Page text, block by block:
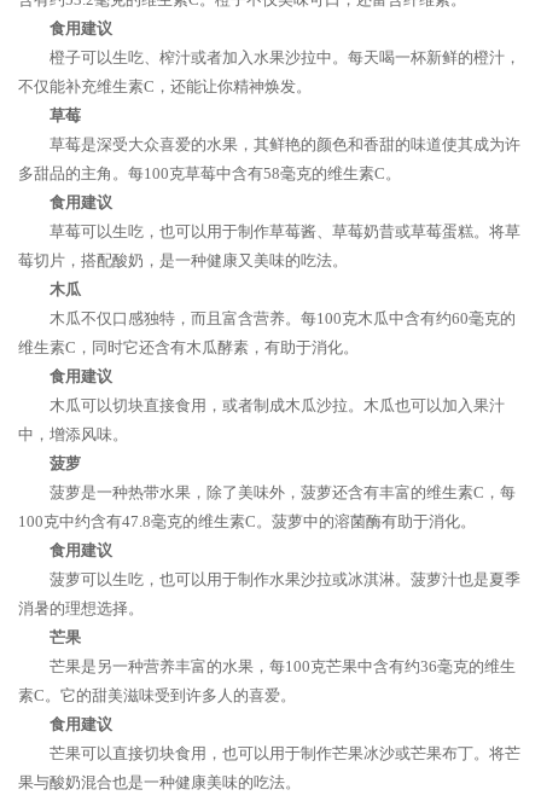
食用建议
橙子可以生吃、榨汁或者加入水果沙拉中。每天喝一杯新鲜的橙汁，
不仅能补充维生素C，还能让你精神焕发。
草莓
草莓是深受大众喜爱的水果，其鲜艳的颜色和香甜的味道使其成为许
多甜品的主角。每100克草莓中含有58毫克的维生素C。
食用建议
草莓可以生吃，也可以用于制作草莓酱、草莓奶昔或草莓蛋糕。将草
莓切片，搭配酸奶，是一种健康又美味的吃法。
木瓜
木瓜不仅口感独特，而且富含营养。每100克木瓜中含有约60毫克的
维生素C，同时它还含有木瓜酵素，有助于消化。
食用建议
木瓜可以切块直接食用，或者制成木瓜沙拉。木瓜也可以加入果汁
中，增添风味。
菠萝
菠萝是一种热带水果，除了美味外，菠萝还含有丰富的维生素C，每
100克中约含有47.8毫克的维生素C。菠萝中的溶菌酶有助于消化。
食用建议
菠萝可以生吃，也可以用于制作水果沙拉或冰淇淋。菠萝汁也是夏季
消暑的理想选择。
芒果
芒果是另一种营养丰富的水果，每100克芒果中含有约36毫克的维生
素C。它的甜美滋味受到许多人的喜爱。
食用建议
芒果可以直接切块食用，也可以用于制作芒果冰沙或芒果布丁。将芒
果与酸奶混合也是一种健康美味的吃法。